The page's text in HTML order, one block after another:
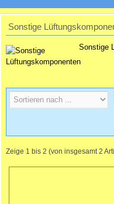
Sonstige
Sonstige
Zeige 1 bis 2 (von insgesamt2